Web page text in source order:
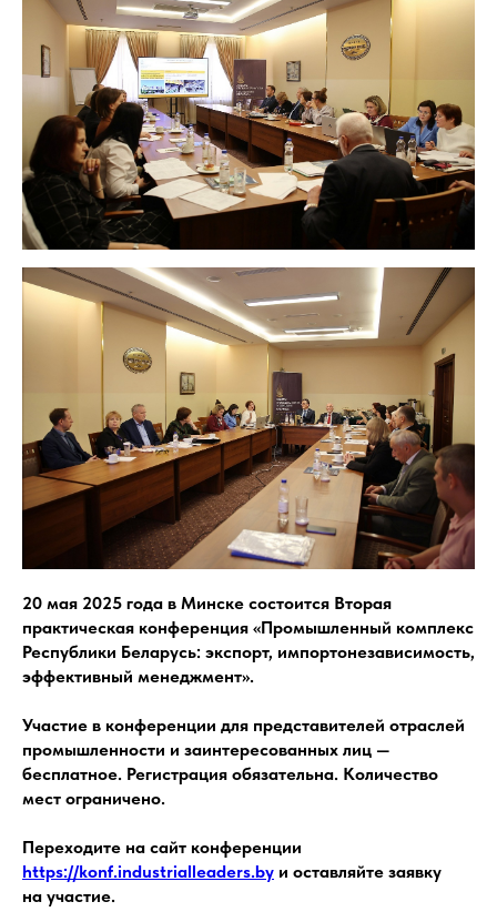
20 мая 2025 года в Минске состоится Вторая
практическая конференция «Промышленный комплекс
Республики Беларусь: экспорт, импортонезависимость,
эффективный менеджмент».
Участие в конференции для представителей отраслей
промышленности и заинтересованных лиц —
бесплатное. Регистрация обязательна. Количество
мест ограничено.
Переходите на сайт конференции
https://konf.industrialleaders.by и оставляйте заявку
на участие.